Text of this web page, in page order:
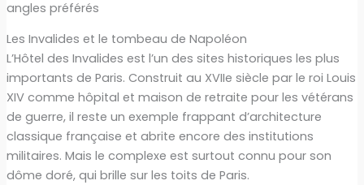
angles préférés
Les Invalides et le tombeau de Napoléon
L’Hôtel des Invalides est l’un des sites historiques les plus
importants de Paris. Construit au XVIIe siècle par le roi Louis
XIV comme hôpital et maison de retraite pour les vétérans
de guerre, il reste un exemple frappant d’architecture
classique française et abrite encore des institutions
militaires. Mais le complexe est surtout connu pour son
dôme doré, qui brille sur les toits de Paris.